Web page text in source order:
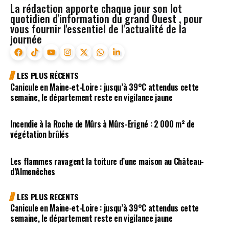
La rédaction apporte chaque jour son lot
quotidien d'information du grand Ouest , pour
vous fournir l'essentiel de l'actualité de la
journée
LES PLUS RÉCENTS
Canicule en Maine-et-Loire : jusqu’à 39°C attendus cette
semaine, le département reste en vigilance jaune
Incendie à la Roche de Mûrs à Mûrs-Erigné : 2 000 m² de
végétation brûlés
Les flammes ravagent la toiture d’une maison au Château-
d’Almenêches
LES PLUS RECENTS
Canicule en Maine-et-Loire : jusqu’à 39°C attendus cette
semaine, le département reste en vigilance jaune